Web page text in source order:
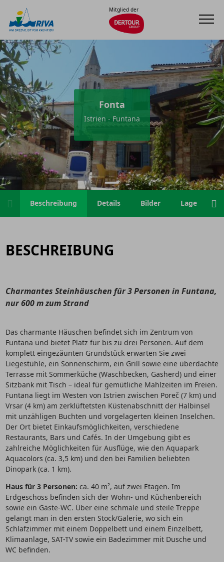
Mitglied der
Fonta
Istrien - Funtana
Beschreibung Details Bilder Lage
BESCHREIBUNG
Charmantes Steinhäuschen für 3 Personen in Funtana,
nur 600 m zum Strand
Das charmante Häuschen befindet sich im Zentrum von
Funtana und bietet Platz für bis zu drei Personen. Auf dem
komplett eingezäunten Grundstück erwarten Sie zwei
Liegestühle, ein Sonnenschirm, ein Grill sowie eine überdachte
Terrasse mit Sommerküche (Waschbecken, Gasherd) und einer
Sitzbank mit Tisch – ideal für gemütliche Mahlzeiten im Freien.
Funtana liegt im Westen von Istrien zwischen Poreč (7 km) und
Vrsar (4 km) am zerklüftetsten Küstenabschnitt der Halbinsel
mit unzähligen Buchten und vorgelagerten kleinen Inselchen.
Der Ort bietet Einkaufsmöglichkeiten, verschiedene
Restaurants, Bars und Cafés. In der Umgebung gibt es
zahlreiche Möglichkeiten für Ausflüge, wie den Aquapark
Aquacolors (ca. 3,5 km) und den bei Familien beliebten
Dinopark (ca. 1 km).
Haus für 3 Personen: ca. 40 m², auf zwei Etagen. Im
Erdgeschoss befinden sich der Wohn- und Küchenbereich
sowie ein Gäste-WC. Über eine schmale und steile Treppe
gelangt man in den ersten Stock/Galerie, wo sich ein
Schlafzimmer mit einem Doppelbett und einem Einzelbett,
Klimaanlage, SAT-TV sowie ein Badezimmer mit Dusche und
WC befinden.